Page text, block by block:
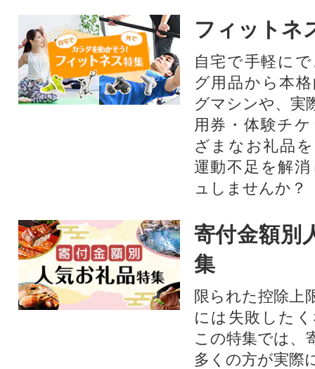
フィットネ
自宅で手軽に
グ用品から本
グマシンや、実
用券・体験チ
ざまなお礼品
運動不足を解
ュしませんか？
寄付金額別
集
限られた控除上
には失敗した
この特集では、
多くの方が実際